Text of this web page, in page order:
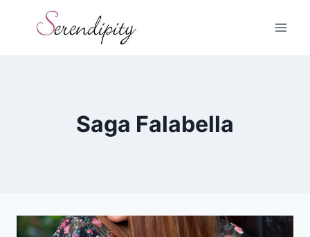
Saga Falabella